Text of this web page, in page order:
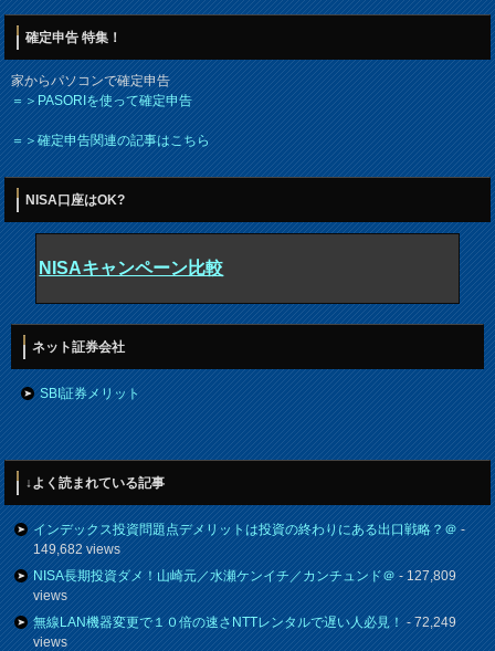
確定申告 特集！
家からパソコンで確定申告
＝＞PASORIを使って確定申告
＝＞確定申告関連の記事はこちら
NISA口座はOK?
NISAキャンペーン比較
ネット証券会社
SBI証券メリット
↓よく読まれている記事
インデックス投資問題点デメリットは投資の終わりにある出口戦略？＠-
149,682 views
NISA長期投資ダメ！山崎元／水瀬ケンイチ／カンチュンド＠- 127,809
views
無線LAN機器変更で１０倍の速さNTTレンタルで遅い人必見！- 72,249
views